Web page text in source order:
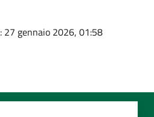
: 27 gennaio 2026, 01:58